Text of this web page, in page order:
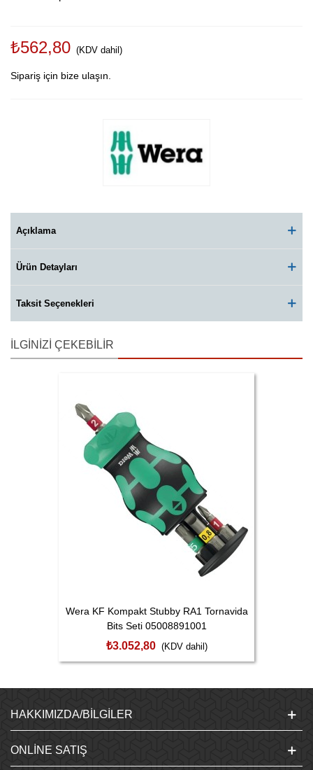
₺562,80 (KDV dahil)
Sipariş için bize ulaşın.
Açıklama
Ürün Detayları
Taksit Seçenekleri
İLGINIZI ÇEKEBILIR
Wera KF Kompakt Stubby RA1 Tornavida
Bits Seti 05008891001
₺3.052,80 (KDV dahil)
HAKKIMIZDA/BILGILER
ONLINE SATIŞ